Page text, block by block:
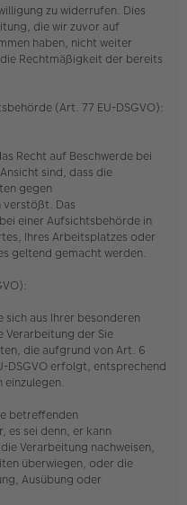
zu widerrufen. Dies
die wir zuvor auf
haben, nicht weiter
Rechtmäßigkeit der bereits
(Art. 77 EU-DSGVO):
Recht auf Beschwerde bei
sind, dass die
gegen
verstößt. Das
einer Aufsichtsbehörde in
Ihres Arbeitsplatzes oder
geltend gemacht werden.
sich aus Ihrer besonderen
Verarbeitung der Sie
die aufgrund von Art. 6
DSGVO erfolgt, entsprechend
einzulegen.
betreffenden
es sei denn, er kann
Verarbeitung nachweisen,
überwiegen, oder die
Ausübung oder